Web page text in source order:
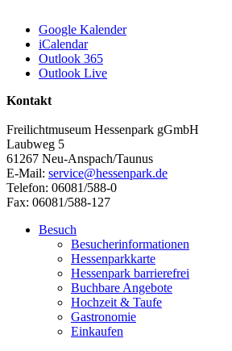
Google Kalender
iCalendar
Outlook 365
Outlook Live
Kontakt
Freilichtmuseum Hessenpark gGmbH
Laubweg 5
61267 Neu-Anspach/Taunus
E-Mail: service@hessenpark.de
Telefon: 06081/588-0
Fax: 06081/588-127
Besuch
Besucherinformationen
Hessenparkkarte
Hessenpark barrierefrei
Buchbare Angebote
Hochzeit & Taufe
Gastronomie
Einkaufen